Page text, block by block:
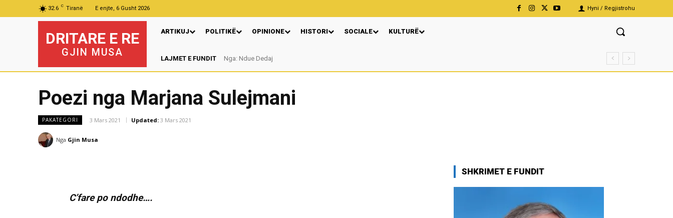
32.6 C Tiranë E enjte, 6 Gusht 2026 Hyni / Regjistrohu
DRITARE E RE
GJIN MUSA
ARTIKUJ POLITIKË OPINIONE HISTORI SOCIALE KULTURË
LAJMET E FUNDIT Nga: Ndue Dedaj
Poezi nga Marjana Sulejmani
PAKATEGORI 3 Mars 2021 Updated: 3 Mars 2021
Nga Gjin Musa
C’fare po ndodhe….
SHKRIMET E FUNDIT